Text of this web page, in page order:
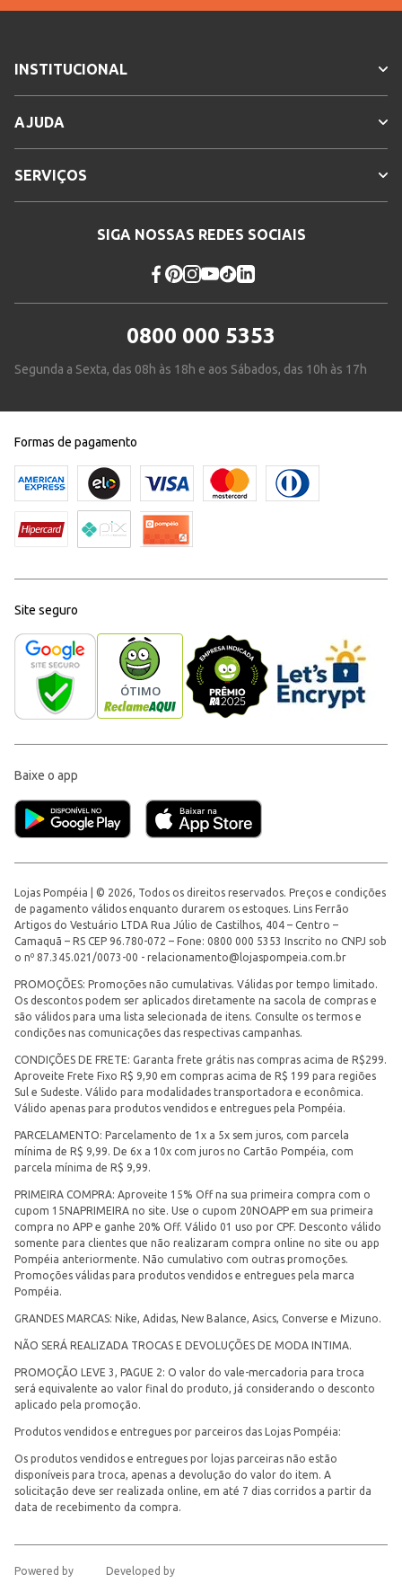
INSTITUCIONAL
AJUDA
SERVIÇOS
SIGA NOSSAS REDES SOCIAIS
0800 000 5353
Segunda a Sexta, das 08h às 18h e aos Sábados, das 10h às 17h
Formas de pagamento
Site seguro
Baixe o app
Lojas Pompéia | © 2026, Todos os direitos reservados. Preços e condições
de pagamento válidos enquanto durarem os estoques. Lins Ferrão
Artigos do Vestuário LTDA Rua Júlio de Castilhos, 404 – Centro –
Camaquã – RS CEP 96.780-072 – Fone: 0800 000 5353 Inscrito no CNPJ sob
o nº 87.345.021/0073-00 - relacionamento@lojaspompeia.com.br
PROMOÇÕES: Promoções não cumulativas. Válidas por tempo limitado.
Os descontos podem ser aplicados diretamente na sacola de compras e
são válidos para uma lista selecionada de itens. Consulte os termos e
condições nas comunicações das respectivas campanhas.
CONDIÇÕES DE FRETE: Garanta frete grátis nas compras acima de R$299.
Aproveite Frete Fixo R$ 9,90 em compras acima de R$ 199 para regiões
Sul e Sudeste. Válido para modalidades transportadora e econômica.
Válido apenas para produtos vendidos e entregues pela Pompéia.
PARCELAMENTO: Parcelamento de 1x a 5x sem juros, com parcela
mínima de R$ 9,99. De 6x a 10x com juros no Cartão Pompéia, com
parcela mínima de R$ 9,99.
PRIMEIRA COMPRA: Aproveite 15% Off na sua primeira compra com o
cupom 15NAPRIMEIRA no site. Use o cupom 20NOAPP em sua primeira
compra no APP e ganhe 20% Off. Válido 01 uso por CPF. Desconto válido
somente para clientes que não realizaram compra online no site ou app
Pompéia anteriormente. Não cumulativo com outras promoções.
Promoções válidas para produtos vendidos e entregues pela marca
Pompéia.
GRANDES MARCAS: Nike, Adidas, New Balance, Asics, Converse e Mizuno.
NÃO SERÁ REALIZADA TROCAS E DEVOLUÇÕES DE MODA INTIMA.
PROMOÇÃO LEVE 3, PAGUE 2: O valor do vale-mercadoria para troca
será equivalente ao valor final do produto, já considerando o desconto
aplicado pela promoção.
Produtos vendidos e entregues por parceiros das Lojas Pompéia:
Os produtos vendidos e entregues por lojas parceiras não estão
disponíveis para troca, apenas a devolução do valor do item. A
solicitação deve ser realizada online, em até 7 dias corridos a partir da
data de recebimento da compra.
Powered by Developed by